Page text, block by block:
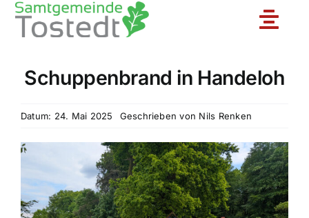
Zum
Toggle
Unsere Feuerwehr
Jugendfeuerwehr
Schuppenbrand in Handeloh
Datum: 24. Mai 2025 Geschrieben von Nils Renken